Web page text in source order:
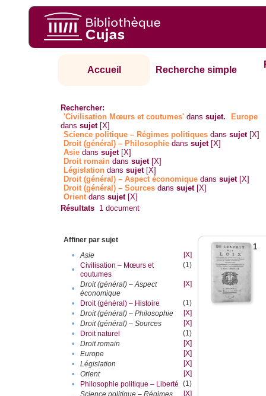
Accueil Recherche simple
Rechercher:
'Civilisation Mœurs et coutumes' danssujet.
Europe
danssujet [X]
Science politique – Régimes politiques danssujet [X]
Droit (général) – Philosophie danssujet [X]
Asie danssujet [X]
Droit romain danssujet [X]
Législation danssujet [X]
Droit (général) – Aspect économique danssujet [X]
Droit (général) – Sources danssujet [X]
Orientdanssujet [X]
Résultats 1 document
Affiner par sujet
•
Asie
[X]
•
Civilisation – Mœurs et
coutumes
(1)
•
Droit (général) – Aspect
économique
[X]
• Droit (général) – Histoire
(1)
•
Droit (général) – Philosophie
[X]
•
Droit (général) – Sources
[X]
•
Droit naturel
(1)
•
Droit romain
[X]
•
Europe
[X]
•
Législation
[X]
•
Orient
[X]
•
Philosophie politique – Liberté (1)
[X]
1